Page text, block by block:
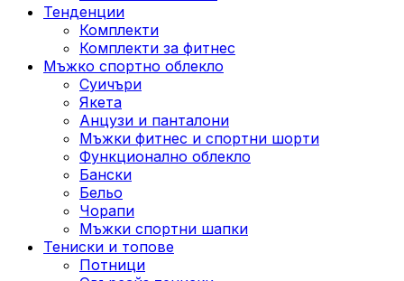
Тенденции
Комплекти
Комплекти за фитнес
Мъжко спортно облекло
Суичъри
Якета
Aнцузи и панталони
Mъжки фитнес и спортни шорти
Функционално облекло
Бански
Бельо
Чорапи
Mъжки спортни шапки
Тениски и топове
Потници